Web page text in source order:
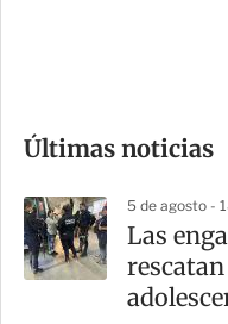
m
a
r
t
Últimas noticias
5 de agosto -
Las